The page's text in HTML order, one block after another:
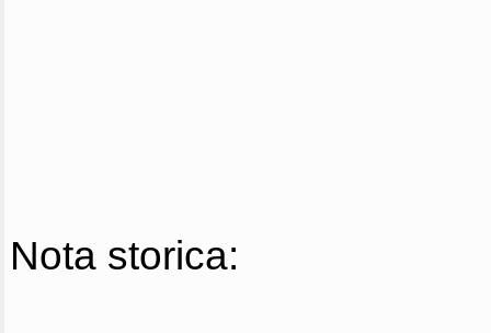
Nota storica: